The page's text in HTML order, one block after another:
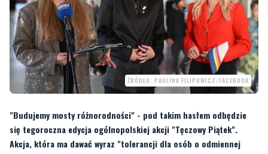
ŹRÓDŁO: PAULINA FILIPOWICZ/FACEBOOK
"Budujemy mosty różnorodności" - pod takim hasłem odbędzie
się tegoroczna edycja ogólnopolskiej akcji "Tęczowy Piątek".
orientacji seksualnej", zawita również w niektórych pomorskich
szkołach. Z kolei Ordo Iuris ostrzega przed zbliżającym się
wydarzeniem.